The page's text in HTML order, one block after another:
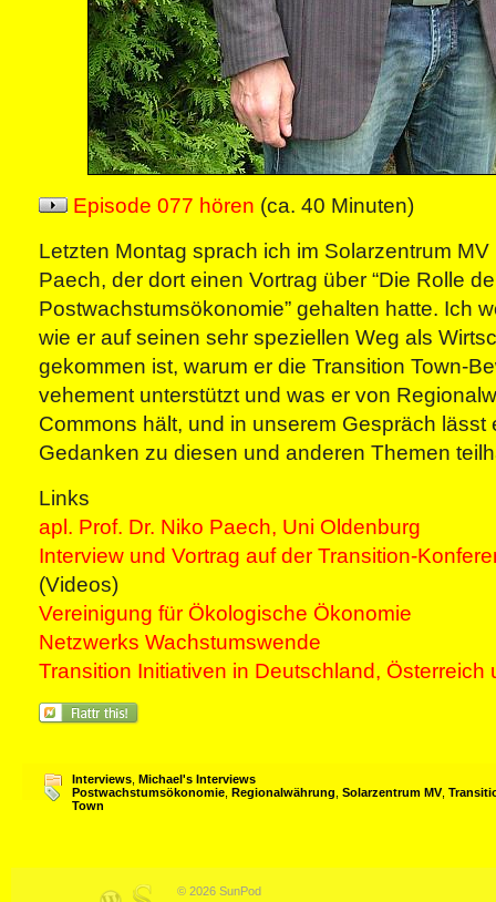
Episode 077 hören (ca. 40 Minuten)
Letzten Montag sprach ich im Solarzentrum MV
Paech, der dort einen Vortrag über “Die Rolle
Postwachstumsökonomie” gehalten hatte. Ich
wie er auf seinen sehr speziellen Weg als
gekommen ist, warum er die Transition Town-
vehement unterstützt und was er von
Commons hält, und in unserem Gespräch lässt
Gedanken zu diesen und anderen Themen
Links
apl. Prof. Dr. Niko Paech, Uni Oldenburg
Interview und Vortrag auf der Transition-
(Videos)
Vereinigung für Ökologische Ökonomie
Netzwerks Wachstumswende
Transition Initiativen in Deutschland, Österreich
Interviews Michael's Interviews
Postwachstumsökonomie Regionalwährung Solarzentrum MV,
Town
© 2026 SunPod